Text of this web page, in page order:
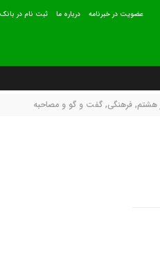
ثبت نام در
درباره ما عضويت در خبرنامه
هشتم, فرهنگی, گفت و گو و مصاحبه